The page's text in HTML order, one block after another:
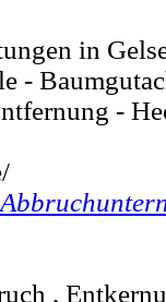
in
-
-
,